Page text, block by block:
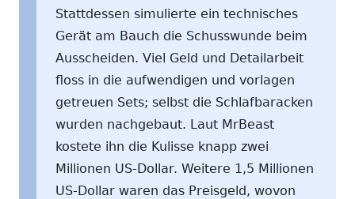
Stattdessen simulierte ein technisches
Gerät am Bauch die Schusswunde beim
Ausscheiden. Viel Geld und Detailarbeit
floss in die aufwendigen und vorlagen
getreuen Sets; selbst die Schlafbaracken
wurden nachgebaut. Laut MrBeast
kostete ihn die Kulisse knapp zwei
Millionen US-Dollar. Weitere 1,5 Millionen
US-Dollar waren das Preisgeld, wovon